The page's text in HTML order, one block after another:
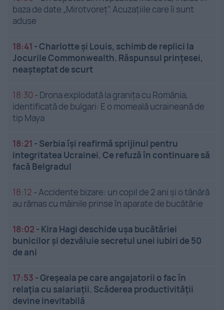
baza de date „Mirotvoreț”. Acuzațiile care îi sunt
aduse
18:41 -Charlotte și Louis, schimb de replici la
Jocurile Commonwealth. Răspunsul prințesei,
neașteptat de scurt
18:30 - Drona explodată la granița cu România,
identificată de bulgari: E o momeală ucraineană de
tip Maya
18:21 - Serbia își reafirmă sprijinul pentru
integritatea Ucrainei. Ce refuză în continuare să
facă Belgradul
18:12 -Accidente bizare: un copil de 2 ani și o tânără
au rămas cu mâinile prinse în aparate de bucătărie
18:02 - Kira Hagi deschide ușa bucătăriei
bunicilor și dezvăluie secretul unei iubiri de 50
de ani
17:53 -Greșeala pe care angajatorii o fac în
relația cu salariații. Scăderea productivității
devine inevitabilă